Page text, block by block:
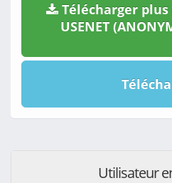
Télécharger
USENET
Utilisateur